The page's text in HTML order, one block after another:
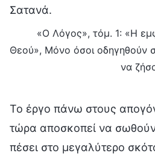
Σατανά.
«Ο Λόγος», τόμ. 1: «Η
Θεού», Μόνο όσοι οδηγηθούν
να
Το έργο πάνω στους
τώρα αποσκοπεί να
πέσει στο μεγαλύτερο